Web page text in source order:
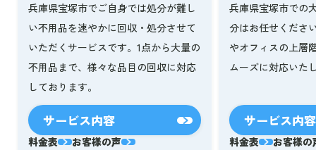
兵庫県宝塚市でご自身では処分が難し
い不用品を速やかに回収・処分させて
いただくサービスです。1点から大量の
不用品まで、様々な品目の回収に対応
しております。
サービス内容
料金表 お客様の声
兵庫県宝塚市での
分はお任せくださ
やオフィスの上層
ムーズに対応いた
サービス内容
料金表 お客様の